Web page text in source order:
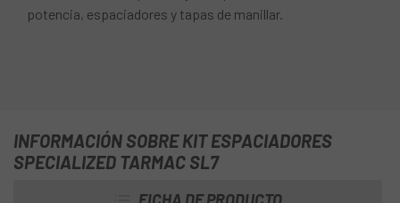
potencia, espaciadores y tapas de manillar.
INFORMACIÓN SOBRE KIT ESPACIADORES
SPECIALIZED TARMAC SL7